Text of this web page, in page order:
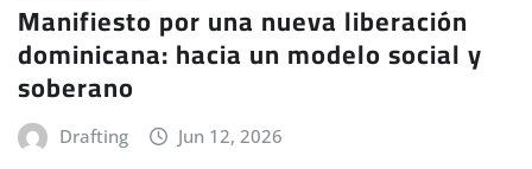
Manifiesto por una nueva liberación
dominicana: hacia un modelo social y
soberano
Drafting Jun 12, 2026